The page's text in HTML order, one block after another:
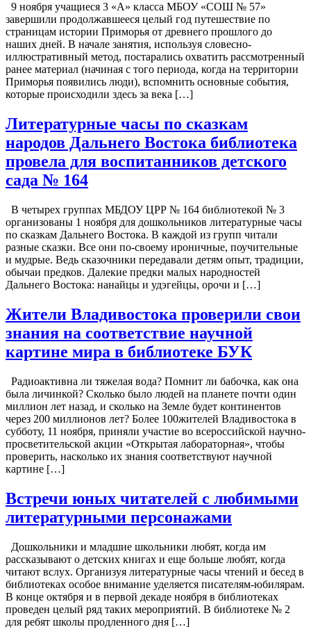
9 ноября учащиеся 3 «А» класса МБОУ «СОШ № 57»
завершили продолжавшееся целый год путешествие по
страницам истории Приморья от древнего прошлого до
наших дней. В начале занятия, используя словесно-
иллюстративный метод, постарались охватить рассмотренный
ранее материал (начиная с того периода, когда на территории
Приморья появились люди), вспомнить основные события,
которые происходили здесь за века […]
Литературные часы по сказкам
народов Дальнего Востока библиотека
провела для воспитанников детского
сада № 164
В четырех группах МБДОУ ЦРР № 164 библиотекой № 3
организованы 1 ноября для дошкольников литературные часы
по сказкам Дальнего Востока. В каждой из групп читали
разные сказки. Все они по-своему ироничные, поучительные
и мудрые. Ведь сказочники передавали детям опыт, традиции,
обычаи предков. Далекие предки малых народностей
Дальнего Востока: нанайцы и удэгейцы, орочи и […]
Жители Владивостока проверили свои
знания на соответствие научной
картине мира в библиотеке БУК
Радиоактивна ли тяжелая вода? Помнит ли бабочка, как она
была личинкой? Сколько было людей на планете почти один
миллион лет назад, и сколько на Земле будет континентов
через 200 миллионов лет? Более 100жителей Владивостока в
субботу, 11 ноября, приняли участие во всероссийской научно-
просветительской акции «Открытая лабораторная», чтобы
проверить, насколько их знания соответствуют научной
картине […]
Встречи юных читателей с любимыми
литературными персонажами
Дошкольники и младшие школьники любят, когда им
рассказывают о детских книгах и еще больше любят, когда
читают вслух. Организуя литературные часы чтений и бесед в
библиотеках особое внимание уделяется писателям-юбилярам.
В конце октября и в первой декаде ноября в библиотеках
проведен целый ряд таких мероприятий. В библиотеке № 2
для ребят школы продленного дня […]